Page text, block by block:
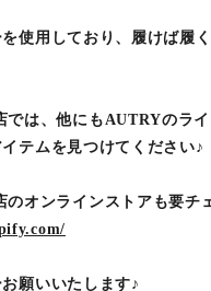
使用しており、履けば履
では、他にもAUTRYのラ
テムを見つけてください♪
オンラインストアも要チ
願いいたします♪